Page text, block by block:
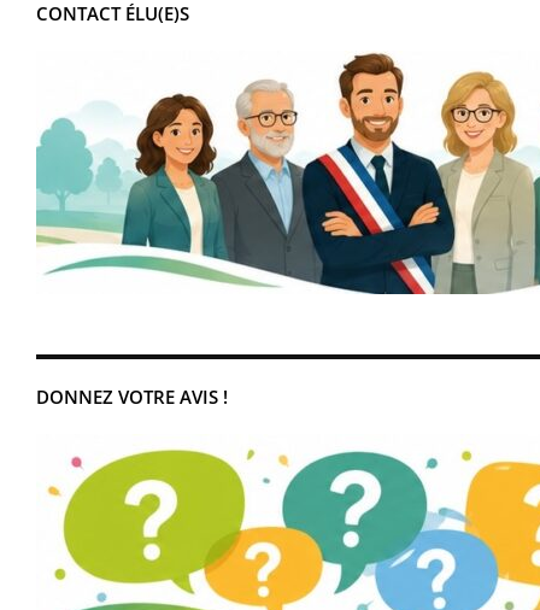
CONTACT ÉLU(E)S
DONNEZ VOTRE AVIS !